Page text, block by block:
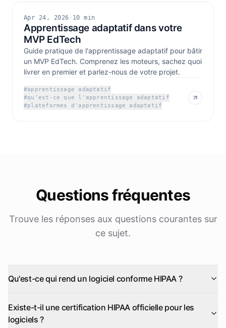
Apr 24, 2026 · 10 min
Apprentissage adaptatif dans votre
MVP EdTech
Guide pratique de l'apprentissage adaptatif pour bâtir
un MVP EdTech. Comprenez les moteurs, sachez quoi
livrer en premier et parlez-nous de votre projet.
#apprentissage adaptatif
#qu'est-ce que l'apprentissage adaptatif
#plateformes d'apprentissage adaptatif
Questions fréquentes
Trouve les réponses aux questions courantes sur
ce sujet.
Qu'est-ce qui rend un logiciel conforme HIPAA ?
Existe-t-il une certification HIPAA officielle pour les
logiciels ?